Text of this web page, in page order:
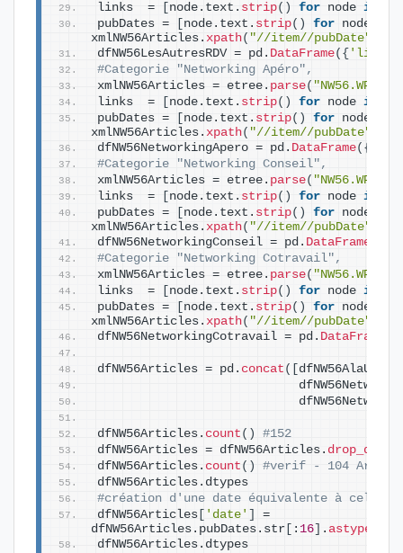
links  =
node.text. strip() for node in
pubDates =
node.text. strip() for node
xmlNW56Articles. xpath( "//item//pubDate"
dfNW56LesAutresRDV = pd. DataFrame({ 'links'
#Categorie "Networking Apéro",
xmlNW56Articles = etree. parse(
links  =
node.text. strip() for node in
pubDates =
node.text. strip() for node
xmlNW56Articles. xpath( "//item//pubDate"
dfNW56NetworkingApero = pd. DataFrame({
#Categorie "Networking Conseil",
xmlNW56Articles = etree. parse(
links  =
node.text. strip() for node in
pubDates =
node.text. strip() for node
xmlNW56Articles. xpath( "//item//pubDate"
dfNW56NetworkingConseil = pd. DataFrame
#Categorie "Networking Cotravail",
xmlNW56Articles = etree. parse(
links  =
node.text. strip() for node in
pubDates =
node.text. strip() for node
xmlNW56Articles. xpath( "//item//pubDate"
dfNW56NetworkingCotravail = pd. DataFrame
dfNW56Articles = pd. concat ([
dfNW56Articles. count ()
#152
dfNW56Articles = dfNW56Articles.
dfNW56Articles. count ()
#verif - 104
dfNW56Articles.dtypes
#création d'une date équivalente à celle
dfNW56Articles
'date'
=
dfNW56Articles.pubDates.str
: 16 . astype
dfNW56Articles.dtypes